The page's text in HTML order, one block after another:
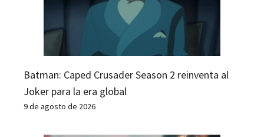
Batman: Caped Crusader Season 2 reinventa al
Joker para la era global
9 de agosto de 2026